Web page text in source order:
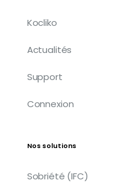
Kocliko
Actualités
Support
Connexion
Nos solutions
Sobriété (IFC)